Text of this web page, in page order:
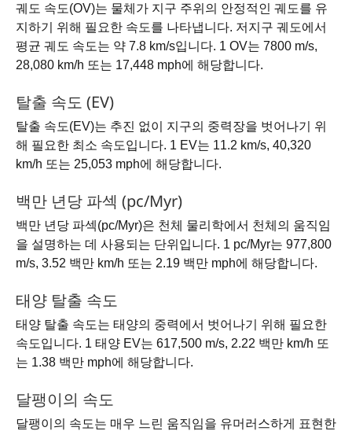
궤도 속도(OV)는 물체가 지구 주위의 안정적인 궤도를 유
지하기 위해 필요한 속도를 나타냅니다. 저지구 궤도에서
평균 궤도 속도는 약 7.8 km/s입니다. 1 OV는 7800 m/s,
28,080 km/h 또는 17,448 mph에 해당합니다.
탈출 속도 (EV)
탈출 속도(EV)는 추진 없이 지구의 중력장을 벗어나기 위
해 필요한 최소 속도입니다. 1 EV는 11.2 km/s, 40,320
km/h 또는 25,053 mph에 해당합니다.
백만 년당 파섹 (pc/Myr)
백만 년당 파섹(pc/Myr)은 천체 물리학에서 천체의 움직임
을 설명하는 데 사용되는 단위입니다. 1 pc/Myr는 977,800
m/s, 3.52 백만 km/h 또는 2.19 백만 mph에 해당합니다.
태양 탈출 속도
태양 탈출 속도는 태양의 중력에서 벗어나기 위해 필요한
속도입니다. 1 태양 EV는 617,500 m/s, 2.22 백만 km/h 또
는 1.38 백만 mph에 해당합니다.
달팽이의 속도
달팽이의 속도는 매우 느린 움직임을 유머러스하게 표현한